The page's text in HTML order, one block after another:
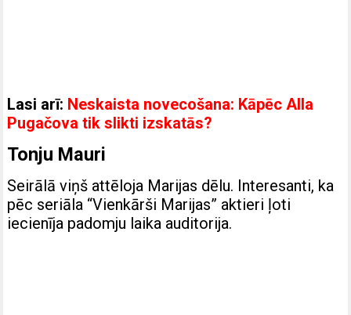
Lasi arī: Neskaista novecošana: Kāpēc Alla
Pugačova tik slikti izskatās?
Tonju Mauri
Seirālā viņš attēloja Marijas dēlu. Interesanti, ka
pēc seriāla “Vienkārši Marijas” aktieri ļoti
iecienīja padomju laika auditorija.